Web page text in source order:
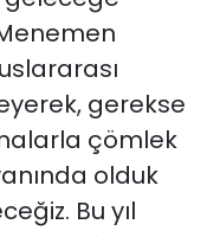
gerekse
çömlek
olduk
Bu yıl